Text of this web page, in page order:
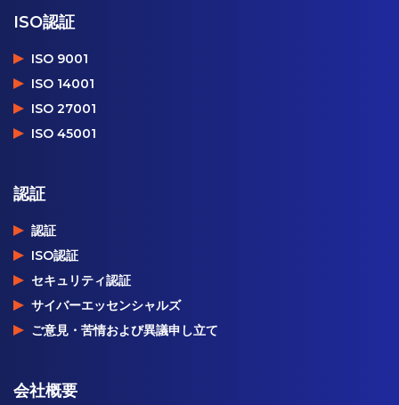
ISO認証
ISO 9001
ISO 14001
ISO 27001
ISO 45001
認証
認証
ISO認証
セキュリティ認証
サイバーエッセンシャルズ
ご意見・苦情および異議申し立て
会社概要